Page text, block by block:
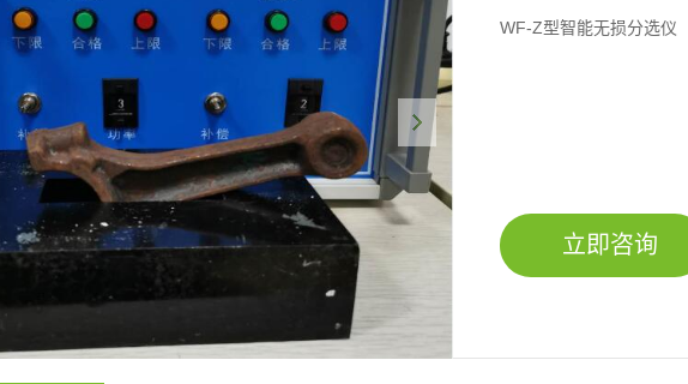
WF-Z型智能无损分选仪
立即咨询